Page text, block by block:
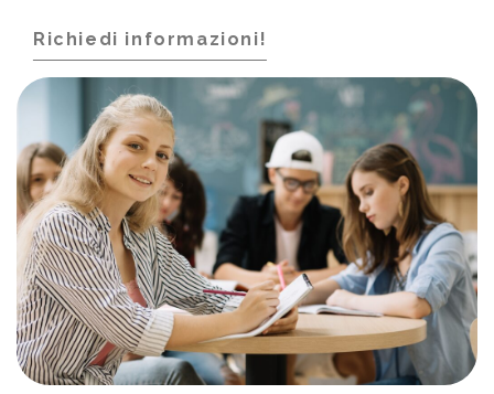
Richiedi informazioni!